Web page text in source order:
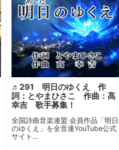
♬291 明日のゆくえ 作
詞：とやまひさこ 作曲：髙
幸吉 歌手募集！
全国詩曲音楽連盟 会員作品「明日
のゆくえ」を全音連YouTube公式
サイト...